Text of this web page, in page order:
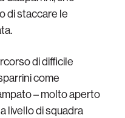
di staccare le
di difficile
come
– molto aperto
livello di squadra